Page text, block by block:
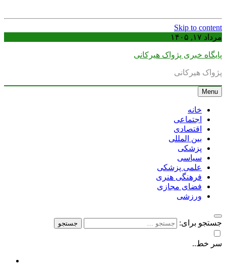
Skip to content
مرداد ۱۷, ۱۴۰۵
پایگاه خبری پژواک هیرکانی
پژواک هیرکانی
Menu
خانه
اجتماعی
اقتصادی
بین المللی
پزشکی
سیاسی
علمی پزشکی
فرهنگی هنری
فضای مجازی
ورزشی
جستجو برای:
سر خط..